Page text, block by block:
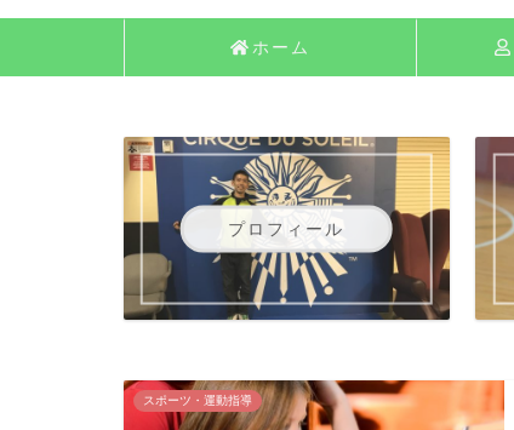
ホーム
プロフィール
スポーツ・運動指導